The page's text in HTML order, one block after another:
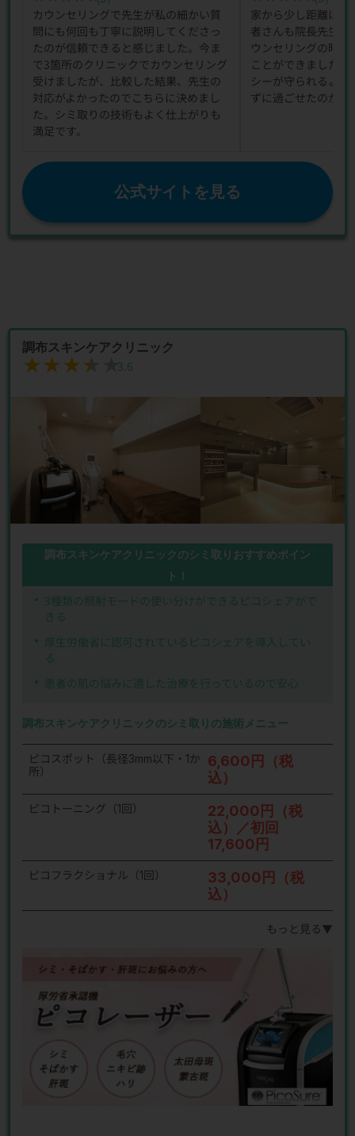
カウンセリングで先生が私の細かい質
問にも何回も丁寧に説明してくださっ
たのが信頼できると感じました。今ま
で3箇所のクリニックでカウンセリング
受けましたが、比較した結果、先生の
対応がよかったのでこちらに決めまし
た。シミ取りの技術もよく仕上がりも
満足です。
家から少し距離は
者さんも院長先生も
ウンセリングの時
ことができました
シーが守られるよ
ずに過ごせたのが印
公式サイトを見る
調布スキンケアクリニック
★★★★★
★★★★★3.6
調布スキンケアクリニックのシミ取りおすすめポイン
ト！
3種類の照射モードの使い分けができるピコシェアがで
きる
厚生労働省に認可されているピコシェアを導入してい
る
患者の肌の悩みに適した治療を行っているので安心
調布スキンケアクリニックのシミ取りの施術メニュー
ピコスポット（長径3mm以下・1か
所）
6,600円（税
込）
ピコトーニング（1回）
22,000円（税
込）／初回
17,600円
ピコフラクショナル（1回）
33,000円（税
込）
もっと見る▼